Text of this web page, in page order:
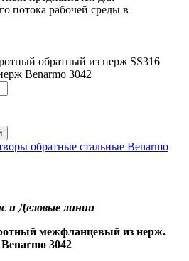
потока рабочей среды в
обратный из нерж SS316
Benarmo 3042
обратные стальные Benarmo
и Деловые линии
межфланцевый из нерж.
3042